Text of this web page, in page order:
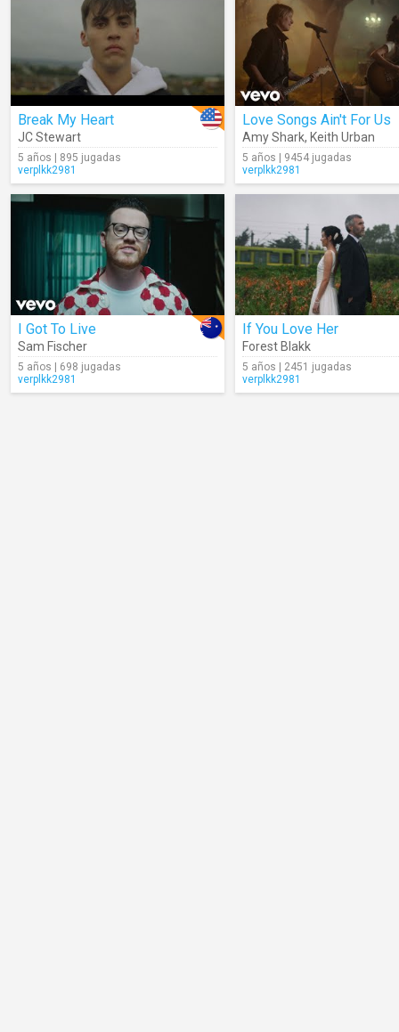
Break My Heart
JC Stewart
5 años | 895 jugadas
verplkk2981
Love Songs Ain't For Us
Amy Shark, Keith Urban
5 años | 9454 jugadas
verplkk2981
I Got To Live
Sam Fischer
5 años | 698 jugadas
verplkk2981
If You Love Her
Forest Blakk
5 años | 2451 jugadas
verplkk2981